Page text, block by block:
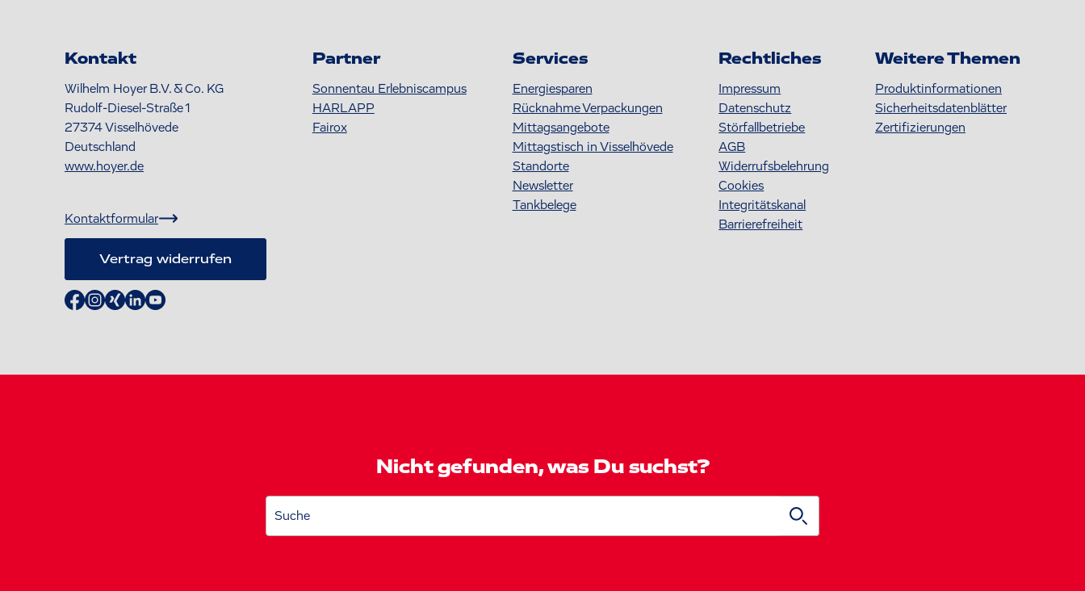
Kontakt
Wilhelm Hoyer B.V. & Co. KG
Rudolf-Diesel-Straße 1
27374Visselhövede
Deutschland
www.hoyer.de
Kontaktformular
Vertrag widerrufen
Partner
Sonnentau Erlebniscampus
HARLAPP
Fairox
Services
Energiesparen
Rücknahme Verpackungen
Mittagsangebote
Mittagstisch in Visselhövede
Standorte
Newsletter
Tankbelege
Rechtliches
Impressum
Datenschutz
Störfallbetriebe
AGB
Widerrufsbelehrung
Cookies
Integritätskanal
Barrierefreiheit
Weitere Themen
Produktinformationen
S icherheitsdatenblätter
Zertifizierungen
Nicht gefunden, was Du suchst?
Suche